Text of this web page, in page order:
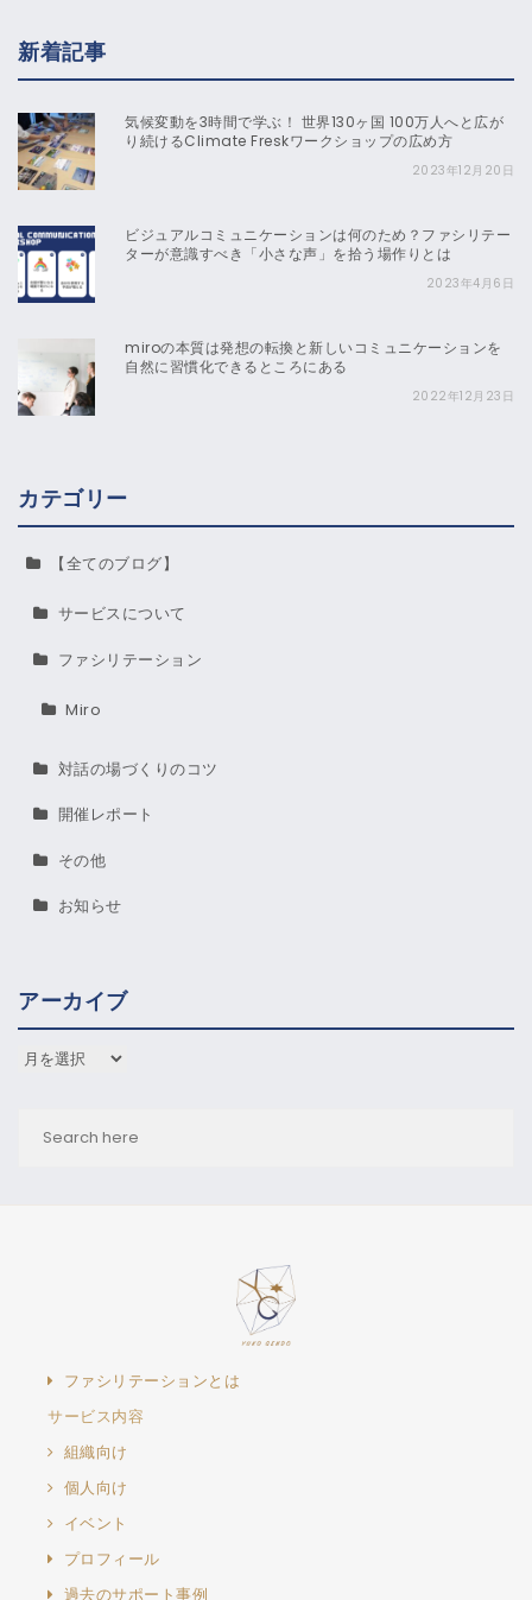
新着記事
気候変動を3時間で学ぶ！ 世界130ヶ国 100万人へと広が
り続けるClimate Freskワークショップの広め方
2023年12月20日
ビジュアルコミュニケーションは何のため？ファシリテー
ターが意識すべき「小さな声」を拾う場作りとは
2023年4月6日
miroの本質は発想の転換と新しいコミュニケーションを
自然に習慣化できるところにある
2022年12月23日
カテゴリー
【全てのブログ】
サービスについて
ファシリテーション
Miro
対話の場づくりのコツ
開催レポート
その他
お知らせ
アーカイブ
アーカイブ
ファシリテーションとは
サービス内容
組織向け
個人向け
イベント
プロフィール
過去のサポート事例